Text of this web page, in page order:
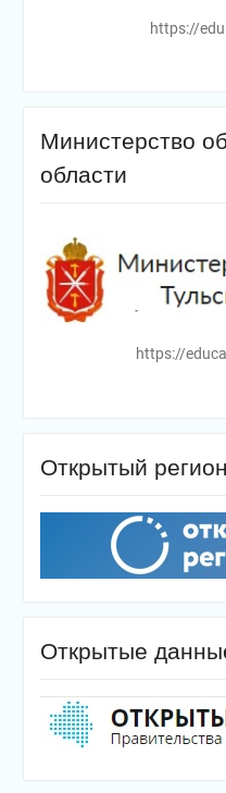
https://
Министерство
области
https://
Открытый регион
Открытые